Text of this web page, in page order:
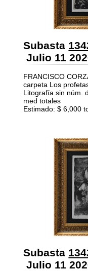
Subasta
Julio 11
FRANCISCO
carpeta Los
Litografía sin núm.
med totales
Estimado: $ 6,000
Subasta
Julio 11